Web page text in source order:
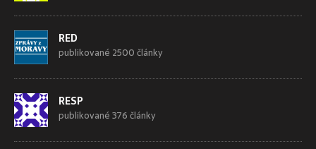
RED
publikované 2500 články
RESP
publikované 376 články